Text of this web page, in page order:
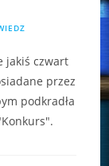
jakiś czwart
przez
podkradła